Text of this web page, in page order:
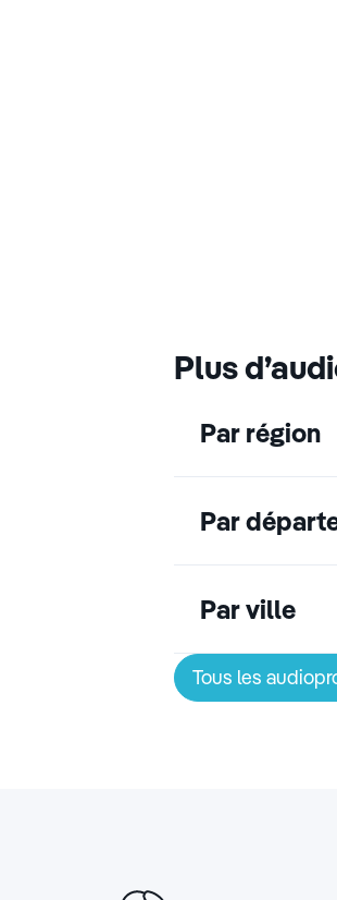
Plus
Par région
Par
Par ville
Tous les